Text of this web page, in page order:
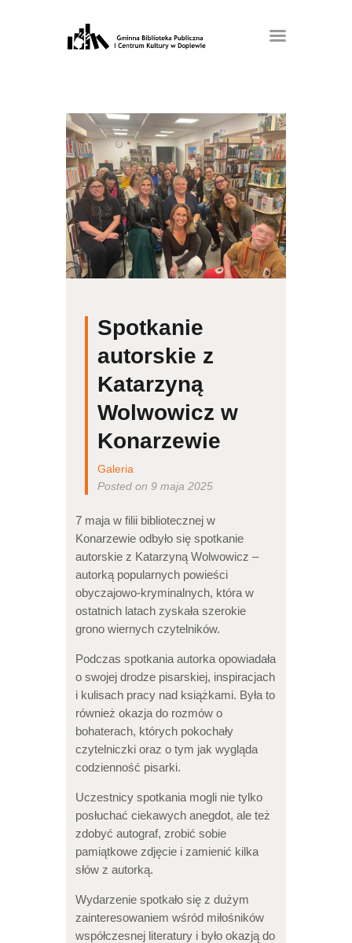
Spotkanie
autorskie z
Katarzyną
Wolwowicz w
Konarzewie
Galeria
Posted on 9 maja 2025
7 maja w filii bibliotecznej w
Konarzewie odbyło się spotkanie
autorskie z Katarzyną Wolwowicz –
autorką popularnych powieści
obyczajowo-kryminalnych, która w
ostatnich latach zyskała szerokie
grono wiernych czytelników.
Podczas spotkania autorka opowiadała
o swojej drodze pisarskiej, inspiracjach
i kulisach pracy nad książkami. Była to
również okazja do rozmów o
bohaterach, których pokochały
czytelniczki oraz o tym jak wygląda
codzienność pisarki.
Uczestnicy spotkania mogli nie tylko
posłuchać ciekawych anegdot, ale też
zdobyć autograf, zrobić sobie
pamiątkowe zdjęcie i zamienić kilka
słów z autorką.
Wydarzenie spotkało się z dużym
zainteresowaniem wśród miłośników
współczesnej literatury i było okazją do